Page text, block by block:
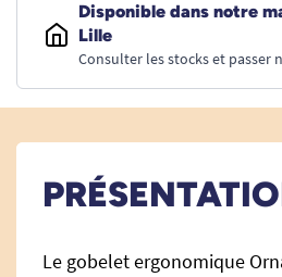
Disponible dans notre
Lille
Consulter les stocks et passer
Le gobelet ergonomique